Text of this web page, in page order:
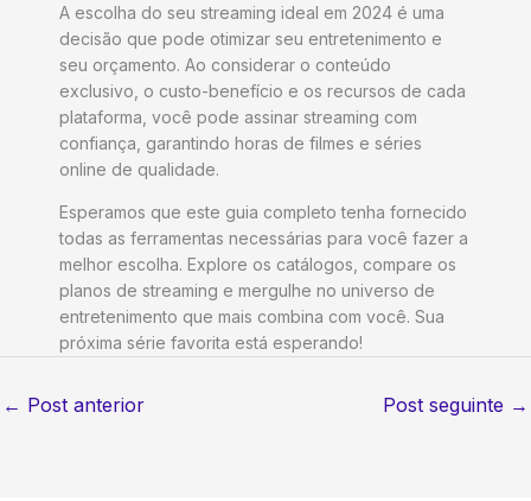
A escolha do seu streaming ideal em 2024 é uma
decisão que pode otimizar seu entretenimento e
seu orçamento. Ao considerar o conteúdo
exclusivo, o custo-benefício e os recursos de cada
plataforma, você pode assinar streaming com
confiança, garantindo horas de filmes e séries
online de qualidade.
Esperamos que este guia completo tenha fornecido
todas as ferramentas necessárias para você fazer a
melhor escolha. Explore os catálogos, compare os
planos de streaming e mergulhe no universo de
entretenimento que mais combina com você. Sua
próxima série favorita está esperando!
← Post anterior Post seguinte →